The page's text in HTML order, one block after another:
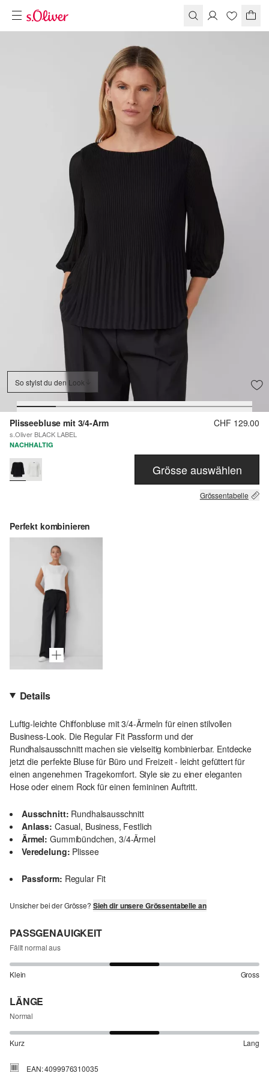
So stylst du den Look
Plisseebluse mit 3/4-Arm
s.Oliver BLACK LABEL
CHF 129.00
NACHHALTIG
Grösse auswählen
Grössentabelle
Perfekt kombinieren
Details
Luftig-leichte Chiffonbluse mit 3/4-Ärmeln für einen stilvollen
Business-Look. Die Regular Fit Passform und der
Rundhalsausschnitt machen sie vielseitig kombinierbar. Entdecke
jetzt die perfekte Bluse für Büro und Freizeit - leicht gefüttert für
einen angenehmen Tragekomfort. Style sie zu einer eleganten
Hose oder einem Rock für einen femininen Auftritt.
Ausschnitt: Rundhalsausschnitt
Anlass: Casual, Business, Festlich
Ärmel: Gummibündchen, 3/4-Ärmel
Veredelung: Plissee
Passform: Regular Fit
Unsicher bei der Grösse? Sieh dir unsere Grössentabelle an
PASSGENAUIGKEIT
Fällt normal aus
Klein Gross
LÄNGE
Normal
Kurz Lang
EAN: 4099976310035